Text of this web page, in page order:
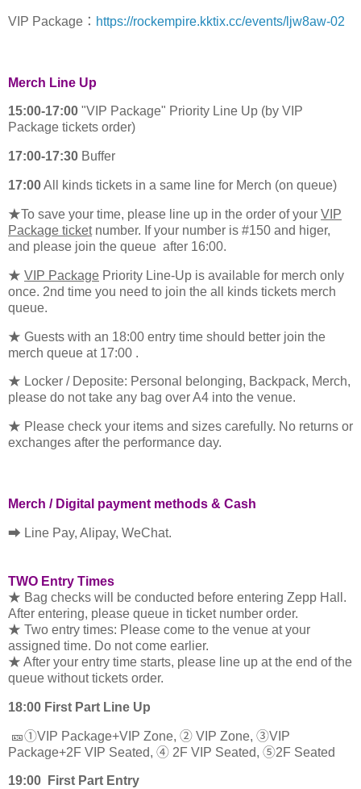
VIP Package： https://rockempire.kktix.cc/events/ljw8aw-02
Merch Line Up
15:00-17:00 "VIP Package" Priority Line Up (by VIP
Package tickets order)
17:00-17:30 Buffer
17:00All kinds tickets in a same line for Merch (on queue)
★To save your time, please line up in the order of your VIP
Package ticketnumber. If your number is #150 and higer,
and please join the queue after 16:00.
★ VIP Package Priority Line-Up is available for merch only
once. 2nd time you need to join the all kinds tickets merch
queue.
★ Guests with an 18:00 entry time should better join the
merch queue at 17:00 .
★ Locker / Deposite: Personal belonging, Backpack, Merch,
please do not take any bag over A4 into the venue.
★ Please check your items and sizes carefully. No returns or
exchanges after the performance day.
Merch / Digital payment methods & Cash
⮕ Line Pay, Alipay, WeChat.
TWO Entry Times
★ Bag checks will be conducted before entering Zepp Hall.
After entering, please queue in ticket number order.
★ Two entry times: Please come to the venue at your
assigned time. Do not come earlier.
★ After your entry time starts, please line up at the end of the
queue without tickets order.
18:00 First Part Line Up
🎫①VIP Package+VIP Zone, ② VIP Zone, ③VIP
Package+2F VIP Seated, ④ 2F VIP Seated, ⑤2F Seated
19:00 First Part Entry